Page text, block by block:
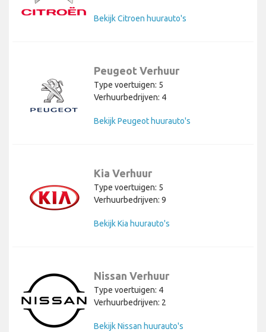
Bekijk Citroen huurauto's
Peugeot Verhuur
Type voertuigen: 5
Verhuurbedrijven: 4
Bekijk Peugeot huurauto's
Kia Verhuur
Type voertuigen: 5
Verhuurbedrijven: 9
Bekijk Kia huurauto's
Nissan Verhuur
Type voertuigen: 4
Verhuurbedrijven: 2
Bekijk Nissan huurauto's